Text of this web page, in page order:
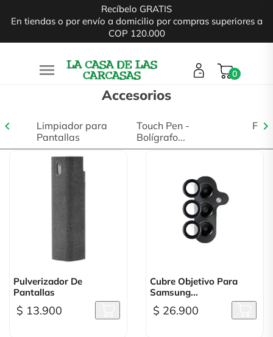
Recíbelo GRATIS
En tiendas o por envío a domicilio por compras superiores a
COP 120.000
 0
Accesorios
Limpiador para
Pantallas
Touch Pen -
Bolígrafo...
chevron_left chevron_right
Pulverizador De
Pantallas
$ 13.900
Cubre Objetivo Para
Samsung...
$ 26.900